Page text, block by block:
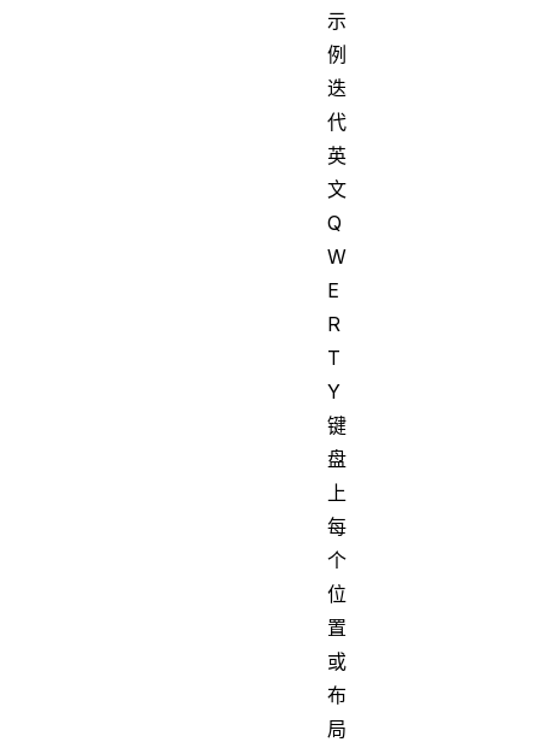
示
例
迭
代
英
文
Q
W
E
R
T
Y
键
盘
上
每
个
位
置
或
布
局